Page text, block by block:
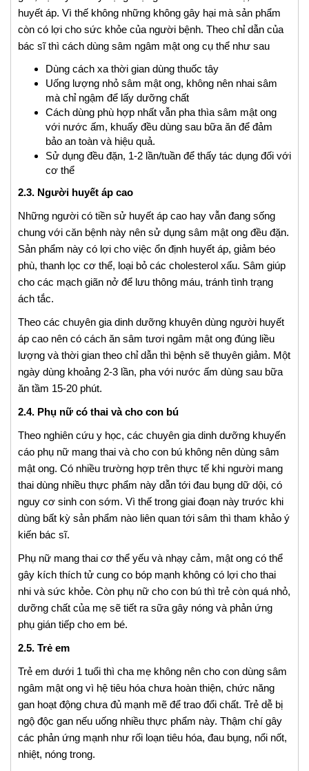
huyết áp. Vì thế không những không gây hại mà sản phẩm
còn có lợi cho sức khỏe của người bệnh. Theo chỉ dẫn của
bác sĩ thì cách dùng sâm ngâm mật ong cụ thể như sau
Dùng cách xa thời gian dùng thuốc tây
Uống lượng nhỏ sâm mật ong, không nên nhai sâm
mà chỉ ngậm để lấy dưỡng chất
Cách dùng phù hợp nhất vẫn pha thìa sâm mật ong
với nước ấm, khuấy đều dùng sau bữa ăn để đảm
bảo an toàn và hiệu quả.
Sử dụng đều đặn, 1-2 lần/tuần để thấy tác dụng đối với
cơ thể
2.3. Người huyết áp cao
Những người có tiền sử huyết áp cao hay vẫn đang sống
chung với căn bệnh này nên sử dụng sâm mật ong đều đặn.
Sản phẩm này có lợi cho việc ổn định huyết áp, giảm béo
phù, thanh lọc cơ thể, loại bỏ các cholesterol xấu. Sâm giúp
cho các mạch giãn nở để lưu thông máu, tránh tình trạng
ách tắc.
Theo các chuyên gia dinh dưỡng khuyên dùng người huyết
áp cao nên có cách ăn sâm tươi ngâm mật ong đúng liều
lượng và thời gian theo chỉ dẫn thì bệnh sẽ thuyên giảm. Một
ngày dùng khoảng 2-3 lần, pha với nước ấm dùng sau bữa
ăn tầm 15-20 phút.
2.4. Phụ nữ có thai và cho con bú
Theo nghiên cứu y học, các chuyên gia dinh dưỡng khuyến
cáo phụ nữ mang thai và cho con bú không nên dùng sâm
mật ong. Có nhiều trường hợp trên thực tế khi người mang
thai dùng nhiều thực phẩm này dẫn tới đau bụng dữ dội, có
nguy cơ sinh con sớm. Vì thế trong giai đoạn này trước khi
dùng bất kỳ sản phẩm nào liên quan tới sâm thì tham khảo ý
kiến bác sĩ.
Phụ nữ mang thai cơ thể yếu và nhạy cảm, mật ong có thể
gây kích thích tử cung co bóp mạnh không có lợi cho thai
nhi và sức khỏe. Còn phụ nữ cho con bú thì trẻ còn quá nhỏ,
dưỡng chất của mẹ sẽ tiết ra sữa gây nóng và phản ứng
phụ gián tiếp cho em bé.
2.5. Trẻ em
Trẻ em dưới 1 tuổi thì cha mẹ không nên cho con dùng sâm
ngâm mật ong vì hệ tiêu hóa chưa hoàn thiện, chức năng
gan hoạt động chưa đủ mạnh mẽ để trao đổi chất. Trẻ dễ bị
ngộ độc gan nếu uống nhiều thực phẩm này. Thậm chí gây
các phản ứng mạnh như rối loạn tiêu hóa, đau bụng, nổi nốt,
nhiệt, nóng trong.